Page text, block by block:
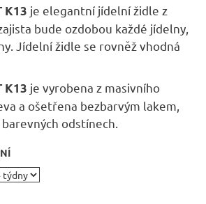
K13 je elegantní jídelní židle z
bude ozdobou každé jídelny,
Jídelní židle se rovněž vhodná
K13 je vyrobena z masivního
a ošetřena bezbarvým lakem,
odstínech.
HLEDAT